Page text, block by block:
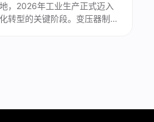
，2026年工业生产正式迈入
转型的关键阶段。变压器制造